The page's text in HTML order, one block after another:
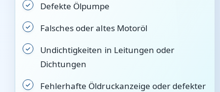
Defekte Ölpumpe
Falsches oder altes Motoröl
Undichtigkeiten in Leitungen oder
Dichtungen
Fehlerhafte Öldruckanzeige oder defekter